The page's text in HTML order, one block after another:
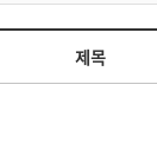
제목